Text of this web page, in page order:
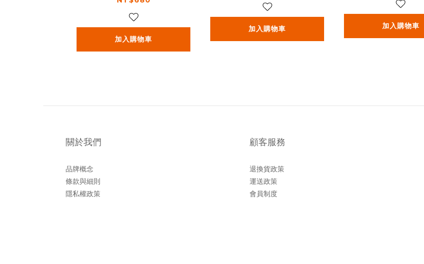
加入購物車
加入購物車 加入購物車
關於我們
品牌概念
條款與細則
隱私權政策
顧客服務
退換貨政策
運送政策
會員制度